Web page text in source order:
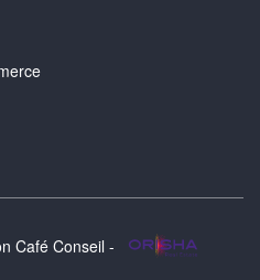
Café Conseil -